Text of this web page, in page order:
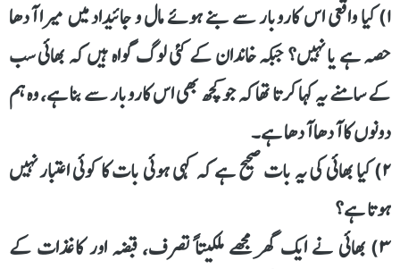
۱) کیا واقعی اس کاروبار سے بنے ہوئے مال و جائیداد میں میرا آدھا
حصہ ہے یا نہیں؟ جبکہ خاندان کے کئی لوگ گواہ ہیں کہ بھائی سب
کے سامنے یہ کہا کرتا تھا کہ جو کچھ بھی اس کاروبار سے بنا ہے، وہ ہم
دونوں کا آدھا آدھا ہے۔
۲) کیا بھائی کی یہ بات صحیح ہے کہ کہی ہوئی بات کا کوئی اعتبار نہیں
ہوتا ہے؟
۳) بھائی نے ایک گھر مجھے ملکیتاً تصرف، قبضہ اور کاغذات کے